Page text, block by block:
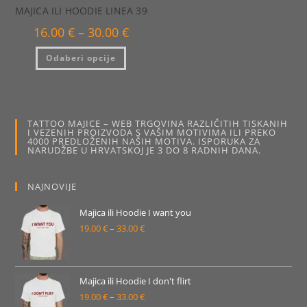
MAJICA ILI HOODIE LINEA 39
16.00 € – 30.00 €Raspon
cijena:
Odaberi opcije
Ovaj
ima
mogu
odabrati
na
stranici
proizvoda
TATTOO MAJICE – WEB TRGOVINA RAZLIČITIH TISKANIH
I VEZENIH PROIZVODA S VAŠIM MOTIVIMA ILI PREKO
4000 PREDLOŽENIH NAŠIH MOTIVA. ISPORUKA ZA
NARUDŽBE U HRVATSKOJ JE 3 DO 8 RADNIH DANA.
NAJNOVIJE
Majica ili Hoodie I want you
19.00€– 33.00€Raspon
od
19.00 €
do
Majica ili Hoodie I don't flirt
19.00€– 33.00€Raspon